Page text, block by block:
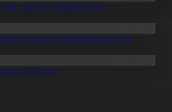
дәстүр сабақтастығы
трансплантацияға мұқтаж
20 жыл